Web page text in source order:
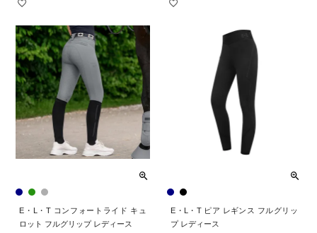
E・L・T コンフォートライド キュ
ロット フルグリップ レディース
E・L・T ピア レギンス フルグリッ
プ レディース